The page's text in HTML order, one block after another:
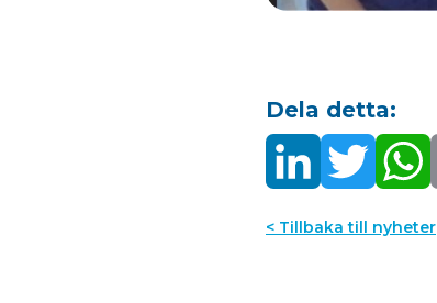
Dela detta:
< Tillbaka till nyheter